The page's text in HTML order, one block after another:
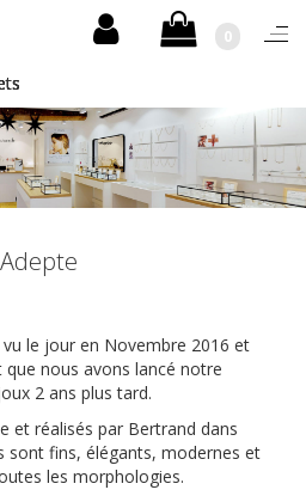
0
Adepte
le jour en Novembre 2016 et
que nous avons lancé notre
2 ans plus tard.
et réalisés par Bertrand dans
sont fins, élégants, modernes et
les morphologies.